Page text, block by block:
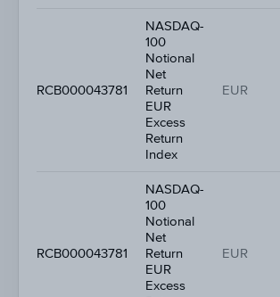
RCB000043781
NASDAQ-
100
Notional
Net
Return
EUR
Excess
Return
Index
EUR
RCB000043781
NASDAQ-
100
Notional
Net
Return
EUR
Excess
EUR